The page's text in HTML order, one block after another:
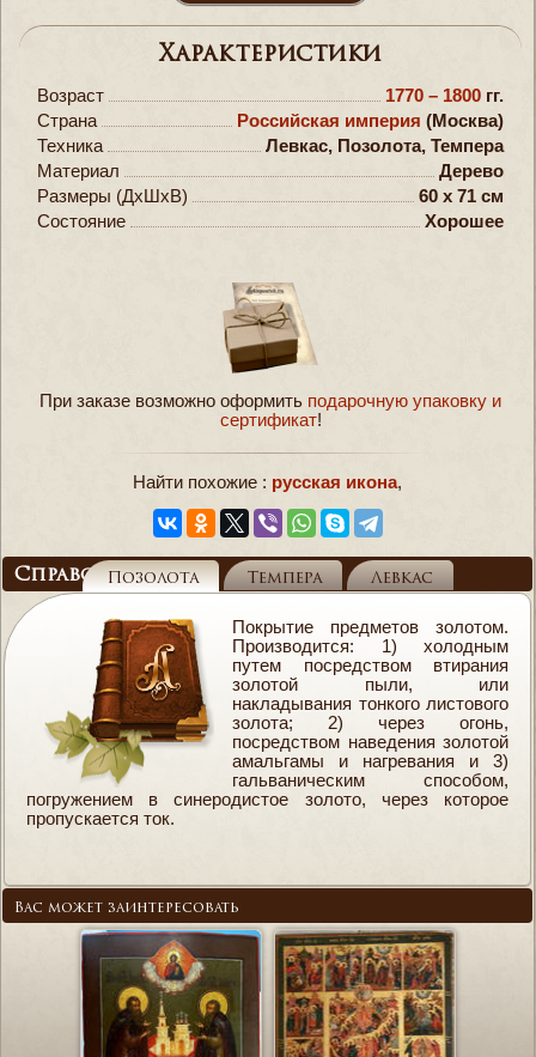
Характеристики
Возраст 1770 – 1800 гг.
Страна
Российская империя (Москва)
Техника
Левкас, Позолота, Темпера
Материал
Дерево
Размеры (ДxШxВ)
60 x 71 см
Состояние
Хорошее
При заказе возможно оформить подарочную упаковку и
сертификат!
Найти похожие : русская икона,
СправочникПозолота Темпера Левкас
Покрытие предметов золотом.
Производится: 1) холодным
путем посредством втирания
золотой пыли, или
накладывания тонкого листового
золота; 2) через огонь,
посредством наведения золотой
амальгамы и нагревания и 3)
гальваническим способом,
погружением в синеродистое золото, через которое
пропускается ток.
Вас может заинтересовать